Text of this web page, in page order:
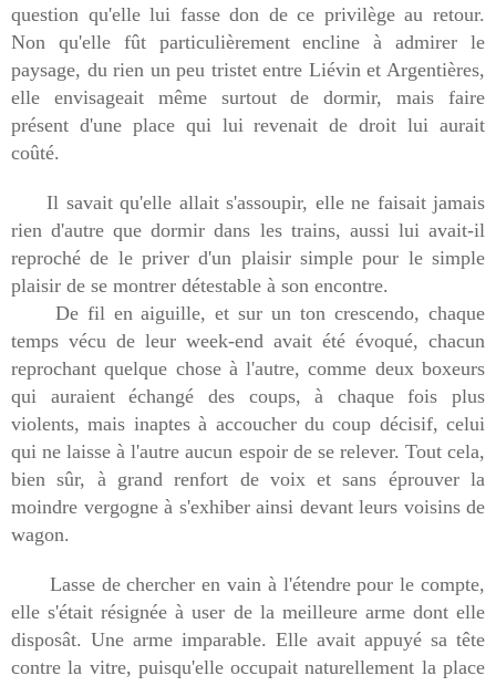
question qu'elle lui fasse don de ce privilège au retour.
Non qu'elle fût particulièrement encline à admirer le
paysage, du rien un peu tristet entre Liévin et Argentières,
elle envisageait même surtout de dormir, mais faire
présent d'une place qui lui revenait de droit lui aurait
coûté.
Il savait qu'elle allait s'assoupir, elle ne faisait jamais
rien d'autre que dormir dans les trains, aussi lui avait-il
reproché de le priver d'un plaisir simple pour le simple
plaisir de se montrer détestable à son encontre.
De fil en aiguille, et sur un ton crescendo, chaque
temps vécu de leur week-end avait été évoqué, chacun
reprochant quelque chose à l'autre, comme deux boxeurs
qui auraient échangé des coups, à chaque fois plus
violents, mais inaptes à accoucher du coup décisif, celui
qui ne laisse à l'autre aucun espoir de se relever. Tout cela,
bien sûr, à grand renfort de voix et sans éprouver la
moindre vergogne à s'exhiber ainsi devant leurs voisins de
wagon.
Lasse de chercher en vain à l'étendre pour le compte,
elle s'était résignée à user de la meilleure arme dont elle
disposât. Une arme imparable. Elle avait appuyé sa tête
contre la vitre, puisqu'elle occupait naturellement la place